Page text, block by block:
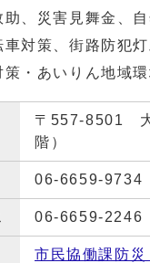
助、災害見舞金、
車対策、街路防犯
策・あいりん地域
〒557-8501 大
階）
06-6659-9734
06-6659-2246
市民協働課防